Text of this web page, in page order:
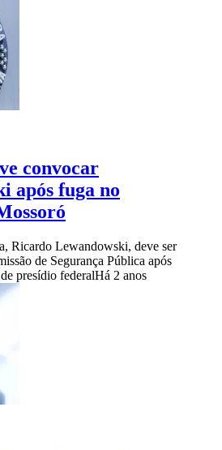
convocar
após fuga no
Ricardo Lewandowski, deve ser
de Segurança Pública após
presídio federalHá 2 anos